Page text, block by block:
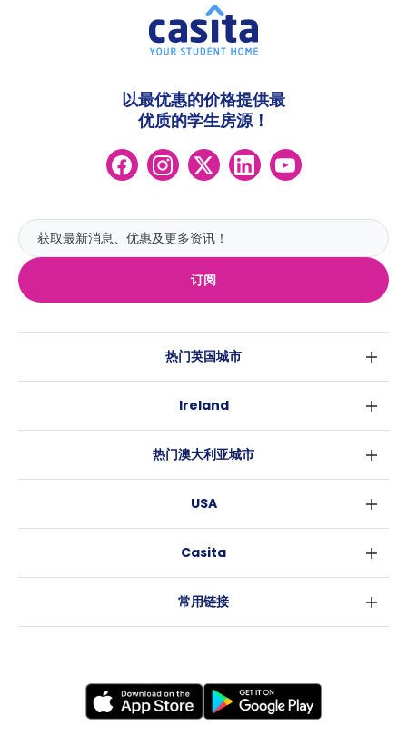
订阅
以最优惠的价格提供最
优质的学生房源！
热门英国城市
格拉斯哥
爱丁堡
利兹
布里斯托
卡迪夫
布拉德福德
纽卡斯尔
Ireland
都柏林
热门澳大利亚城市
布里斯班
阿德莱德
USA
洛杉矶
Casita
常用链接